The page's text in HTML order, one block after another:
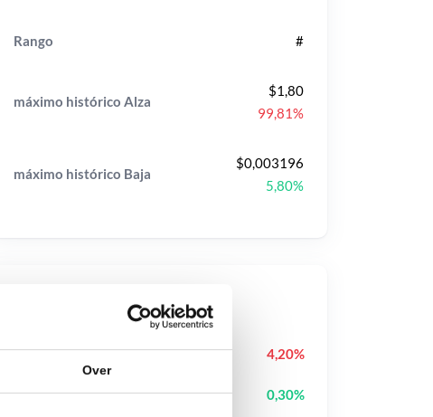
Over
Rango #
máximo histórico Alza
$1,80
99,81%
máximo histórico Baja
$0,003196
5,80%
Precios populares
Ondo ONDO 4,20%
Pudgy Penguins PENGU 0,30%